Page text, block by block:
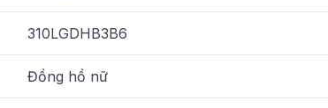
310LGDHB3B6
Đồng hồ nữ